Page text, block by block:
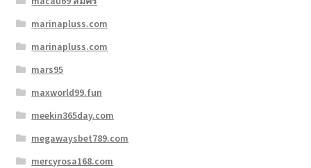
marinapluss.com
marinapluss.com
mars95
maxworld99.fun
meekin365day.com
megawaysbet789.com
mercyrosa168.com